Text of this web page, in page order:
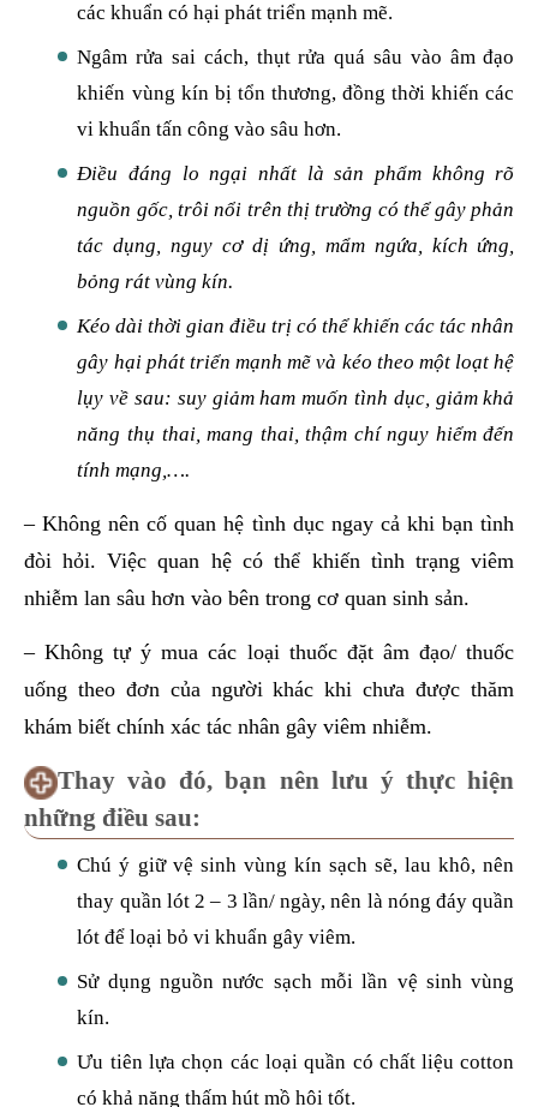
các khuẩn có hại phát triển mạnh mẽ.
Ngâm rửa sai cách, thụt rửa quá sâu vào âm đạo
khiến vùng kín bị tổn thương, đồng thời khiến các
vi khuẩn tấn công vào sâu hơn.
Điều đáng lo ngại nhất là sản phẩm không rõ
nguồn gốc, trôi nổi trên thị trường có thể gây phản
tác dụng, nguy cơ dị ứng, mẩm ngứa, kích ứng,
bỏng rát vùng kín.
Kéo dài thời gian điều trị có thể khiến các tác nhân
gây hại phát triển mạnh mẽ và kéo theo một loạt hệ
lụy về sau: suy giảm ham muốn tình dục, giảm khả
năng thụ thai, mang thai, thậm chí nguy hiểm đến
tính mạng,….
– Không nên cố quan hệ tình dục ngay cả khi bạn tình
đòi hỏi. Việc quan hệ có thể khiến tình trạng viêm
nhiễm lan sâu hơn vào bên trong cơ quan sinh sản.
– Không tự ý mua các loại thuốc đặt âm đạo/ thuốc
uống theo đơn của người khác khi chưa được thăm
khám biết chính xác tác nhân gây viêm nhiễm.
Thay vào đó, bạn nên lưu ý thực hiện
những điều sau:
Chú ý giữ vệ sinh vùng kín sạch sẽ, lau khô, nên
thay quần lót 2 – 3 lần/ ngày, nên là nóng đáy quần
lót để loại bỏ vi khuẩn gây viêm.
Sử dụng nguồn nước sạch mỗi lần vệ sinh vùng
kín.
Ưu tiên lựa chọn các loại quần có chất liệu cotton
có khả năng thấm hút mồ hôi tốt.